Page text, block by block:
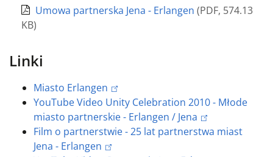
Umowa partnerska Jena - Erlangen (PDF, 574.13
KB)
Linki
Miasto Erlangen
YouTube Video Unity Celebration 2010 - Młode
miasto partnerskie - Erlangen / Jena
Film o partnerstwie - 25 lat partnerstwa miast
Jena - Erlangen